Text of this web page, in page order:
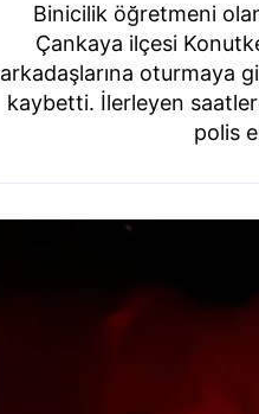
Binicilik öğretmeni
Çankaya ilçesi
arkadaşlarına oturmaya
kaybetti. İlerleyen
polis